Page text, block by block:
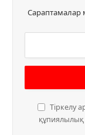
Сараптамалар
Тіркелу
құпиялылық